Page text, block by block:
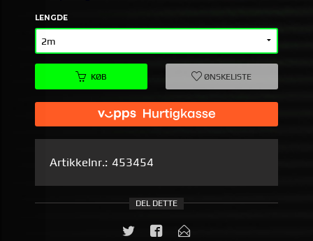
LENGDE
KØB ØNSKELISTE
Artikkelnr.: 453454
DEL DETTE